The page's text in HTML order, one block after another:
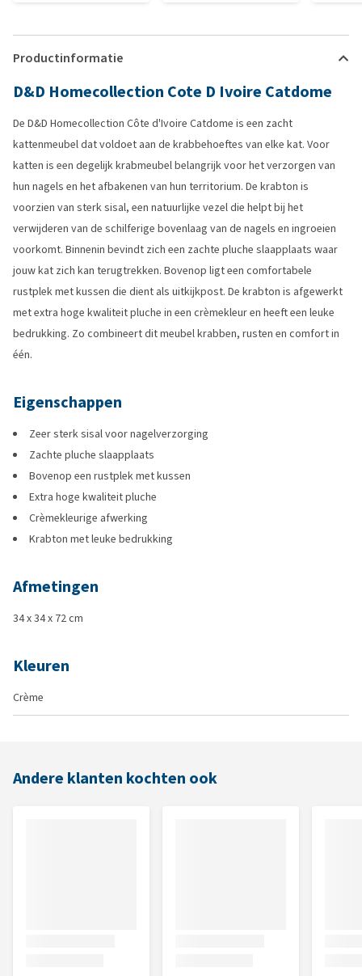
Productinformatie
D&D Homecollection Cote D Ivoire Catdome
De D&D Homecollection Côte d'Ivoire Catdome is een zacht
kattenmeubel dat voldoet aan de krabbehoeftes van elke kat. Voor
katten is een degelijk krabmeubel belangrijk voor het verzorgen van
hun nagels en het afbakenen van hun territorium. De krabton is
voorzien van sterk sisal, een natuurlijke vezel die helpt bij het
verwijderen van de schilferige bovenlaag van de nagels en ingroeien
voorkomt. Binnenin bevindt zich een zachte pluche slaapplaats waar
jouw kat zich kan terugtrekken. Bovenop ligt een comfortabele
rustplek met kussen die dient als uitkijkpost. De krabton is afgewerkt
met extra hoge kwaliteit pluche in een crèmekleur en heeft een leuke
bedrukking. Zo combineert dit meubel krabben, rusten en comfort in
één.
Eigenschappen
Zeer sterk sisal voor nagelverzorging
Zachte pluche slaapplaats
Bovenop een rustplek met kussen
Extra hoge kwaliteit pluche
Crèmekleurige afwerking
Krabton met leuke bedrukking
Afmetingen
34 x 34 x 72 cm
Kleuren
Crème
Andere klanten kochten ook